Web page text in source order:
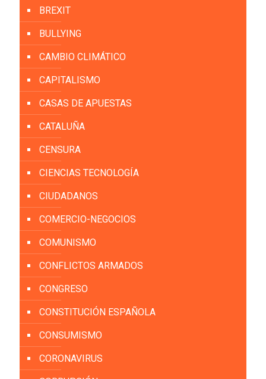
BREXIT
BULLYING
CAMBIO CLIMÁTICO
CAPITALISMO
CASAS DE APUESTAS
CATALUÑA
CENSURA
CIENCIAS TECNOLOGÍA
CIUDADANOS
COMERCIO-NEGOCIOS
COMUNISMO
CONFLICTOS ARMADOS
CONGRESO
CONSTITUCIÓN ESPAÑOLA
CONSUMISMO
CORONAVIRUS